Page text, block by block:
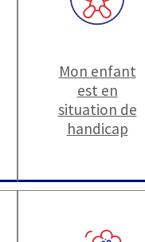
Mon enfant
est en
situation de
handicap